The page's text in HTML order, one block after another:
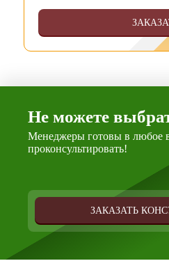
Не можете
Менеджеры готовы в любое
проконсультировать!
ЗАКАЗАТЬ